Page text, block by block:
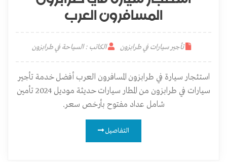
المسافرون العرب
تأجير سيارات في طرابزون الكاتب : السياحة في طرابزون
استئجار سيارة في طرابزون المسافرون العرب أفضل خدمة تأجير
سيارات في طرابزون من المطار سيارات حديثة موديل 2024 تأمين
شامل عداد مفتوح بأرخص سعر.
التفاصيل